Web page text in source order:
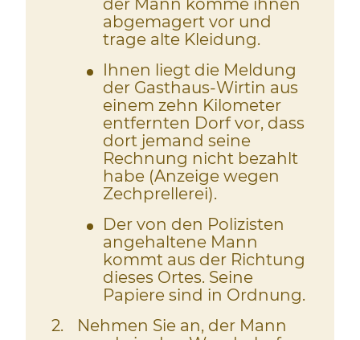
der Mann komme ihnen
abgemagert vor und
trage alte Kleidung.
Ihnen liegt die Meldung
der Gasthaus-Wirtin aus
einem zehn Kilometer
entfernten Dorf vor, dass
dort jemand seine
Rechnung nicht bezahlt
habe (Anzeige wegen
Zechprellerei).
Der von den Polizisten
angehaltene Mann
kommt aus der Richtung
dieses Ortes. Seine
Papiere sind in Ordnung.
2
Nehmen Sie an, der Mann